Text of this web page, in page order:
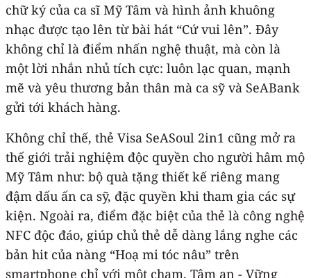
chữ ký của ca sĩ Mỹ Tâm và hình ảnh khuông
nhạc được tạo lên từ bài hát “Cứ vui lên”. Đây
không chỉ là điểm nhấn nghệ thuật, mà còn là
một lời nhắn nhủ tích cực: luôn lạc quan, mạnh
mẽ và yêu thương bản thân mà ca sỹ và SeABank
gửi tới khách hàng.
Không chỉ thế, thẻ Visa SeASoul 2in1 cũng mở ra
thế giới trải nghiệm độc quyền cho người hâm mộ
Mỹ Tâm như: bộ quà tặng thiết kế riêng mang
đậm dấu ấn ca sỹ, đặc quyền khi tham gia các sự
kiện. Ngoài ra, điểm đặc biệt của thẻ là công nghệ
NFC độc đáo, giúp chủ thẻ dễ dàng lắng nghe các
bản hit của nàng “Hoạ mi tóc nâu” trên
smartphone chỉ với một chạm. Tâm an - Vững